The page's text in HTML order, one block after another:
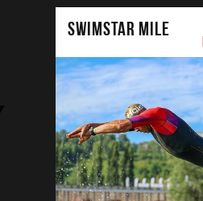
SWIMSTAR MILE